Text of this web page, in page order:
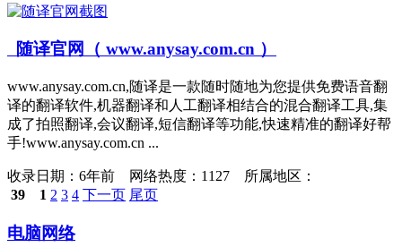
随译官网（ www.anysay.com.cn ）
www.anysay.com.cn,随译是一款随时随地为您提供免费语音翻
译的翻译软件,机器翻译和人工翻译相结合的混合翻译工具,集
成了拍照翻译,会议翻译,短信翻译等功能,快速精准的翻译好帮
手!www.anysay.com.cn ...
收录日期： 6年前 网络热度：1127 所属地区：
39
1 2 3 4 下一页 尾页
电脑网络